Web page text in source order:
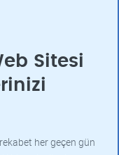
Sitesi
her geçen gün